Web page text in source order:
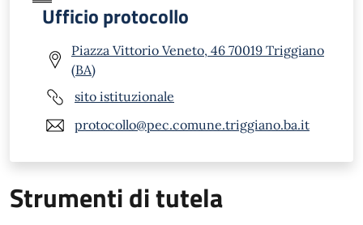
Ufficio protocollo
Piazza Vittorio Veneto, 46 70019 Triggiano
(BA)
sito istituzionale
protocollo@pec.comune.triggiano.ba.it
Strumenti di tutela